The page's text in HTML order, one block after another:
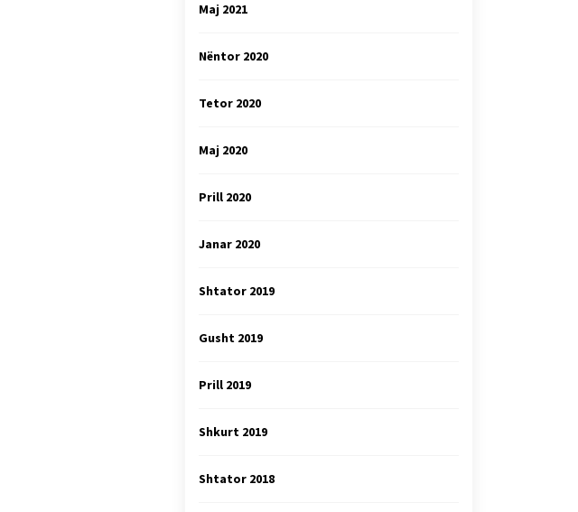
Maj 2021
Nëntor 2020
Tetor 2020
Maj 2020
Prill 2020
Janar 2020
Shtator 2019
Gusht 2019
Prill 2019
Shkurt 2019
Shtator 2018